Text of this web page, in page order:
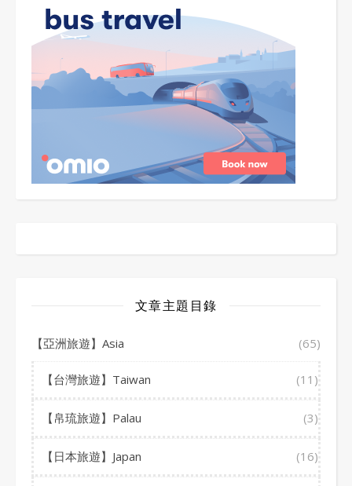
文章主題目錄
【亞洲旅遊】Asia (65)
【台灣旅遊】Taiwan (11)
【帛琉旅遊】Palau (3)
【日本旅遊】Japan (16)